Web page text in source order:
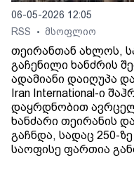
06-05-2026 12:05
RSS
• მსოფლიო
თეირანთან ახლოს,
გაჩენილი ხანძრის
ადამიანი დაიღუპა
Iran International-ი
დაყრდნობით
ხანძარი თეირანის
გაჩნდა, სადაც 250-
საოფისე ფართია